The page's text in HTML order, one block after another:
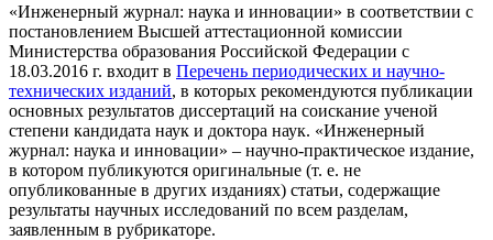
«Инженерный журнал: наука и инновации» в соответствии с
постановлением Высшей аттестационной комиссии
Министерства образования Российской Федерации с
18.03.2016 г. входит в Перечень периодических и научно-
технических изданий, в которых рекомендуются публикации
основных результатов диссертаций на соискание ученой
степени кандидата наук и доктора наук. «Инженерный
журнал: наука и инновации» – научно-практическое издание,
в котором публикуются оригинальные (т. е. не
опубликованные в других изданиях) статьи, содержащие
результаты научных исследований по всем разделам,
заявленным в рубрикаторе.